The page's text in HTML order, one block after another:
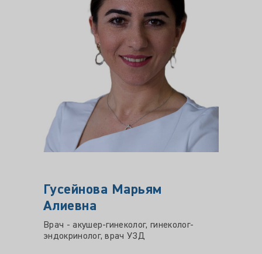
Гусейнова Марьям
Алиевна
Врач - акушер-гинеколог, гинеколог-
эндокринолог, врач УЗД